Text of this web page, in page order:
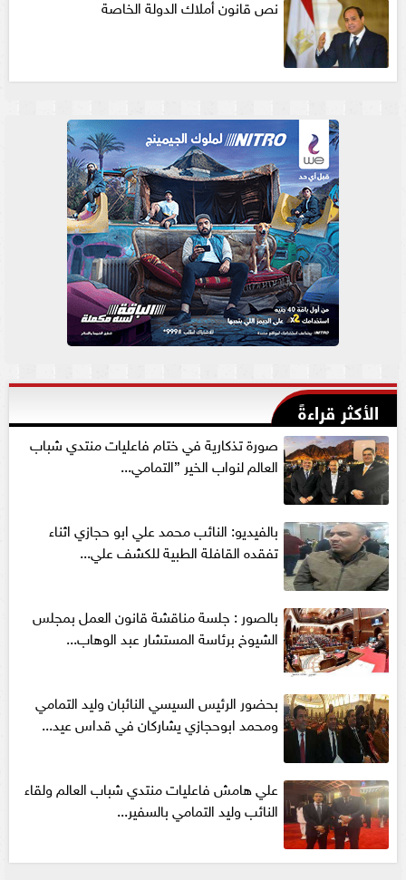
نص قانون أملاك الدولة الخاصة
الأكثر قراءةً
صورة تذكارية في ختام فاعليات منتدي شباب
العالم لنواب الخير ”التمامي...
بالفيديو: النائب محمد علي ابو حجازي اثناء
تفقده القافلة الطبية للكشف علي...
بالصور : جلسة مناقشة قانون العمل بمجلس
الشيوخ برئاسة المستشار عبد الوهاب...
بحضور الرئيس السيسي النائبان وليد التمامي
ومحمد ابوحجازي يشاركان في قداس عيد...
علي هامش فاعليات منتدي شباب العالم ولقاء
النائب وليد التمامي بالسفير...